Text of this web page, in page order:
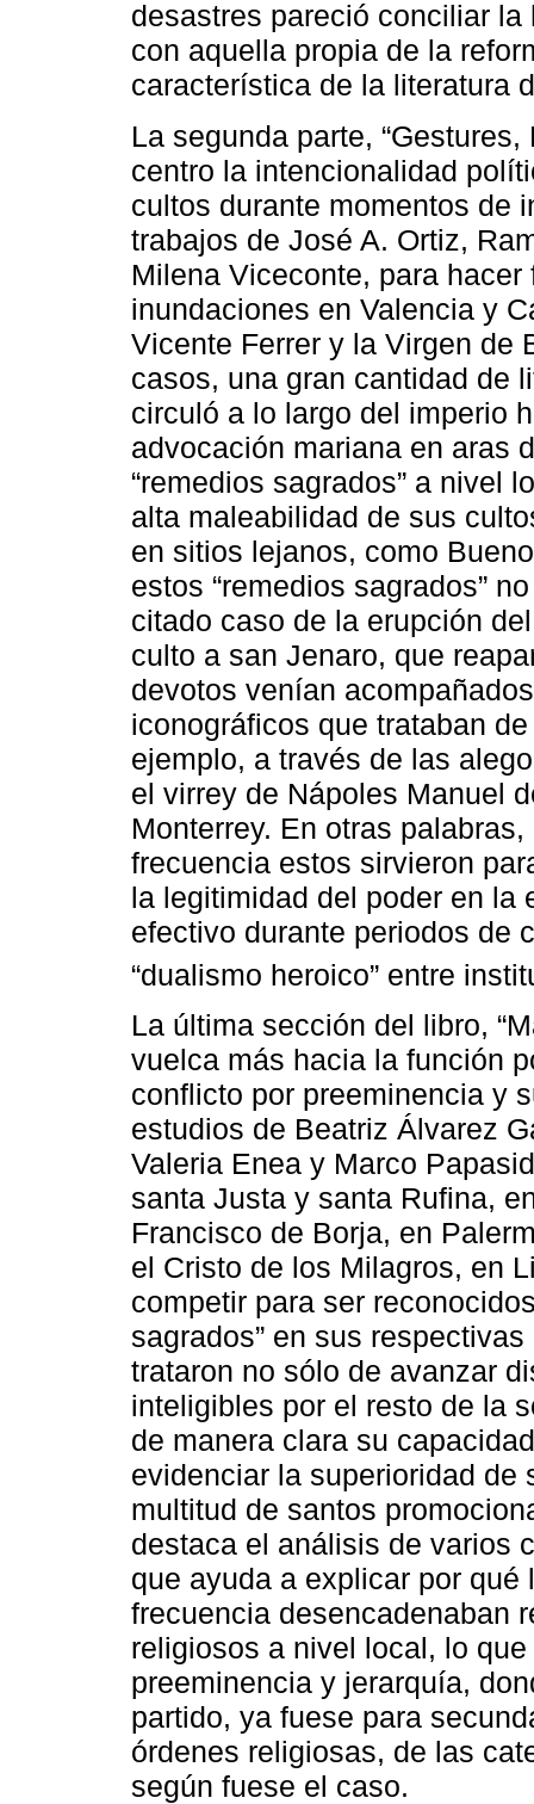
desastres pareció conciliar
con aquella propia de la
característica de la literatura
La segunda parte,
centro la intencionalidad
cultos durante momentos de
trabajos de José A. Ortiz,
Milena Viceconte, para
inundaciones en Valencia y
Vicente Ferrer y la Virgen de
casos, una gran cantidad de
circuló a lo largo del imperio
advocación mariana en aras
“remedios sagrados” a nivel
alta maleabilidad de sus
en sitios lejanos, como
estos “remedios sagrados”
citado caso de la erupción
culto a san Jenaro, que
devotos venían
iconográficos que trataban
ejemplo, a través de las
el virrey de Nápoles Manuel
Monterrey. En otras
frecuencia estos sirvieron
la legitimidad del poder en la
efectivo durante periodos de
“dualismo heroico” entre
La última sección del libro,
vuelca más hacia la función
conflicto por preeminencia y
estudios de Beatriz Álvarez
Valeria Enea y Marco
santa Justa y santa Rufina,
Francisco de Borja, en
el Cristo de los Milagros, en
competir para ser
sagrados” en sus
trataron no sólo de avanzar
inteligibles por el resto de la
de manera clara su
evidenciar la superioridad de
multitud de santos
destaca el análisis de varios
que ayuda a explicar por
frecuencia desencadenaban
religiosos a nivel local, lo
preeminencia y jerarquía,
partido, ya fuese para
órdenes religiosas, de las
según fuese el caso.